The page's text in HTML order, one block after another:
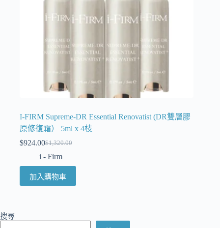
I-FIRM Supreme-DR Essential Renovatist (DR雙層膠
原修復霜） 5ml x 4枝
$1,320.00
$924.00
i - Firm
加入購物車
搜尋